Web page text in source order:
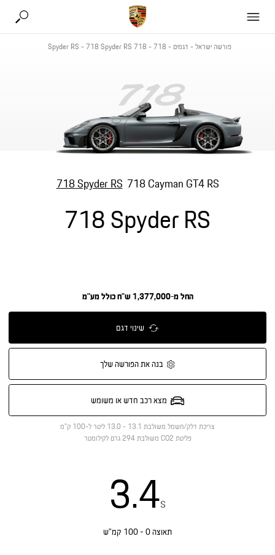
פורשה ישראל- דגמים -
718
-
718 Spyder RS
-718 Spyder RS
718 Spyder RS
718 Spyder RS 718 Cayman GT4 RS
החל מ-1,377,000 ש"ח כולל מע"מ
שינוי דגם
בנה את הפורשה שלך
מצא רכב חדש או משומש
צריכת דלק/חשמל משולבת 13.1 - 13.0 ליטר ל-100 ק"מ
פליטת CO2 משולבת
294 גרם לקילומטר
3.4s
תאוצה 0 - 100 קמ”ש